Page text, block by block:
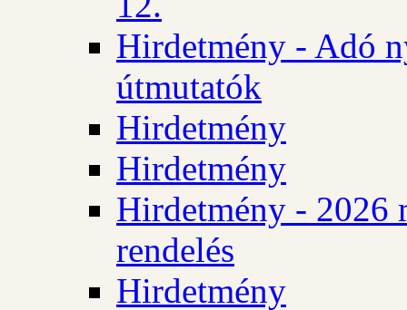
Hirdetmény - Adó
útmutatók
Hirdetmény
Hirdetmény
Hirdetmény - 2026
rendelés
Hirdetmény